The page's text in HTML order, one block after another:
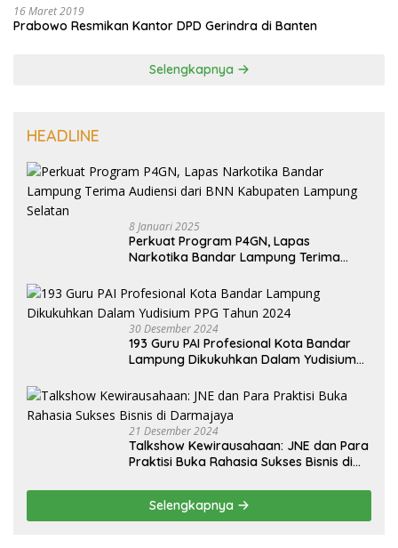
16 Maret 2019
Prabowo Resmikan Kantor DPD Gerindra di Banten
Selengkapnya
HEADLINE
8 Januari 2025
Perkuat Program P4GN, Lapas
Narkotika Bandar Lampung Terima
Selatan
30 Desember 2024
193 Guru PAI Profesional Kota Bandar
Lampung Dikukuhkan Dalam Yudisium
21 Desember 2024
Talkshow Kewirausahaan: JNE dan Para
Praktisi Buka Rahasia Sukses Bisnis di
Selengkapnya